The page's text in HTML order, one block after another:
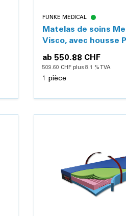
FUNKE MEDICAL
Matelas de soins
Visco, avec housse
ab 550.88 CHF
509.60 CHF plus 8.1 % TVA
1 pièce